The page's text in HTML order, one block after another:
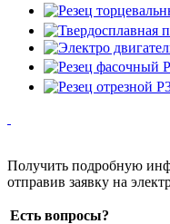
Получить подробную
отправив заявку на
Есть вопросы?